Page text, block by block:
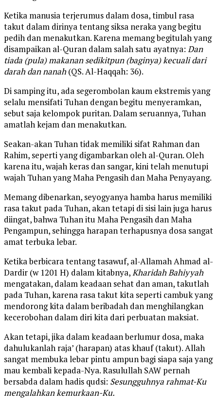
Ketika manusia terjerumus dalam dosa, timbul rasa
takut dalam dirinya tentang siksa neraka yang begitu
pedih dan menakutkan. Karena memang begitulah yang
disampaikan al-Quran dalam salah satu ayatnya: Dan
tiada (pula) makanan sedikitpun (baginya) kecuali dari
darah dan nanah (QS. Al-Haqqah: 36).
Di samping itu, ada segerombolan kaum ekstremis yang
selalu mensifati Tuhan dengan begitu menyeramkan,
sebut saja kelompok puritan. Dalam seruannya, Tuhan
amatlah kejam dan menakutkan.
Seakan-akan Tuhan tidak memiliki sifat Rahman dan
Rahim, seperti yang digambarkan oleh al-Quran. Oleh
karena itu, wajah keras dan sangar, kini telah menutupi
wajah Tuhan yang Maha Pengasih dan Maha Penyayang.
Memang dibenarkan, seyogyanya hamba harus memiliki
rasa takut pada Tuhan, akan tetapi di sisi lain juga harus
diingat, bahwa Tuhan itu Maha Pengasih dan Maha
Pengampun, sehingga harapan terhapusnya dosa sangat
amat terbuka lebar.
Ketika berbicara tentang tasawuf, al-Allamah Ahmad al-
Dardir (w 1201 H) dalam kitabnya,Kharidah Bahiyyah
mengatakan, dalam keadaan sehat dan aman, takutlah
pada Tuhan, karena rasa takut kita seperti cambuk yang
mendorong kita dalam beribadah dan menghilangkan
kecerobohan dalam diri kita dari perbuatan maksiat.
Akan tetapi, jika dalam keadaan berlumur dosa, maka
dahulukanlah raja’ (harapan) atas khauf (takut). Allah
sangat membuka lebar pintu ampun bagi siapa saja yang
mau kembali kepada-Nya. Rasulullah SAW pernah
bersabda dalam hadis qudsi: Sesungguhnya rahmat-Ku
mengalahkan kemurkaan-Ku.